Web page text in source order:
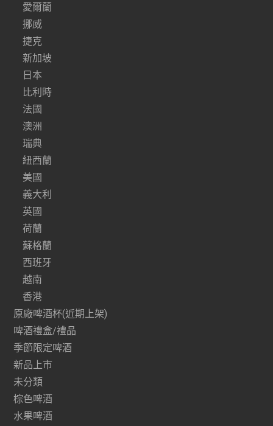
愛爾蘭
挪威
捷克
新加坡
日本
比利時
法國
澳洲
瑞典
紐西蘭
美國
義大利
英國
荷蘭
蘇格蘭
西班牙
越南
香港
原廠啤酒杯(近期上架)
啤酒禮盒/禮品
季節限定啤酒
新品上市
未分類
棕色啤酒
水果啤酒